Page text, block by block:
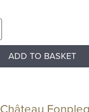
ADD TO BASKET